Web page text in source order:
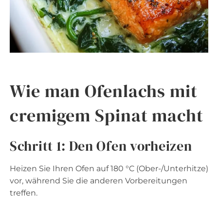
Wie man Ofenlachs mit
cremigem Spinat macht
Schritt 1: Den Ofen vorheizen
Heizen Sie Ihren Ofen auf 180 °C (Ober-/Unterhitze)
vor, während Sie die anderen Vorbereitungen
treffen.